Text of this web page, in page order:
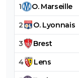
1 O. Marseille
2 O. Lyonnais
3 Brest
4 Lens